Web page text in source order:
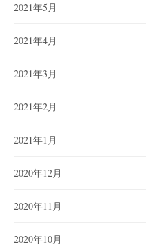
2021年5月
2021年4月
2021年3月
2021年2月
2021年1月
2020年12月
2020年11月
2020年10月